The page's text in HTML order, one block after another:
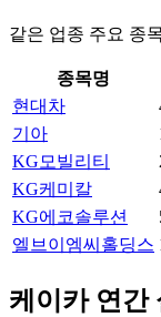
같은 업종 주요 종
종목명
현대차
기아
KG모빌리티
KG케미칼
KG에코솔루션
엘브이엠씨홀딩스
케이카연간